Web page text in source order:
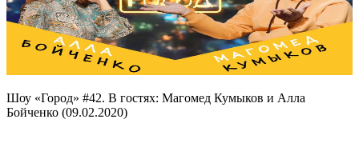
Шоу «Город» #42. В гостях: Магомед Кумыков и Алла
Бойченко (09.02.2020)